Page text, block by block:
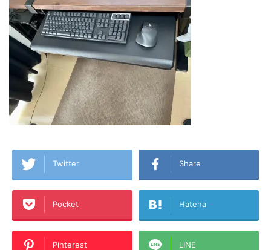
Twitter Share
Pocket Hatena
Pinterest LINE